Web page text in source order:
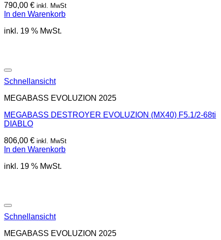
790,00 € inkl. MwSt
In den Warenkorb
inkl. 19 % MwSt.
Schnellansicht
MEGABASS EVOLUZION 2025
MEGABASS DESTROYER EVOLUZION (MX40) F5.1/2-68ti
DIABLO
806,00 € inkl. MwSt
In den Warenkorb
inkl. 19 % MwSt.
Schnellansicht
MEGABASS EVOLUZION 2025